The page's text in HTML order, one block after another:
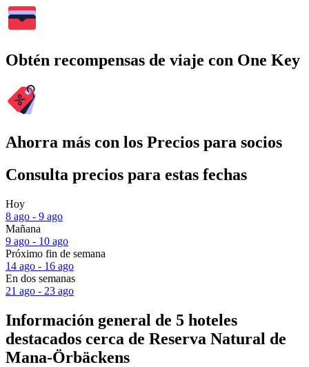
Obtén recompensas de viaje con One Key
Ahorra más con los Precios para socios
Consulta precios para estas fechas
Hoy
8 ago - 9 ago
Mañana
9 ago - 10 ago
Próximo fin de semana
14 ago - 16 ago
En dos semanas
21 ago - 23 ago
Información general de 5 hoteles
destacados cerca de Reserva Natural de
Mana-Örbäckens